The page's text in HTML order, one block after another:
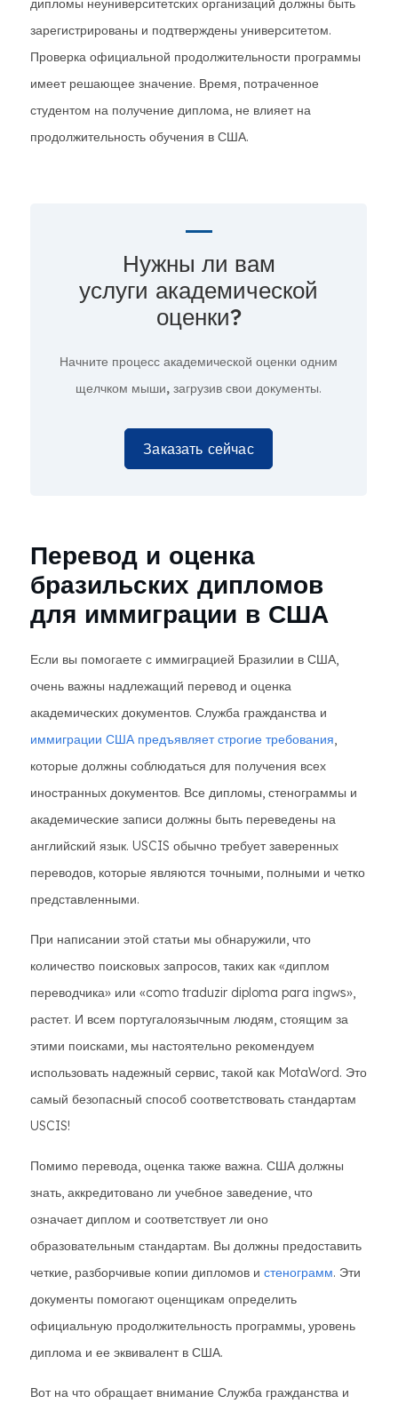
дипломы неуниверситетских организаций должны быть
зарегистрированы и подтверждены университетом.
Проверка официальной продолжительности программы
имеет решающее значение. Время, потраченное
студентом на получение диплома, не влияет на
продолжительность обучения в США.
Нужны ли вам
услуги академической
оценки?
Начните процесс академической оценки одним
щелчком мыши, загрузив свои документы.
Заказать сейчас
Перевод и оценка
бразильских дипломов
для иммиграции в США
Если вы помогаете с иммиграцией Бразилии в США,
очень важны надлежащий перевод и оценка
академических документов. Служба гражданства и
иммиграции США предъявляет строгие требования,
которые должны соблюдаться для получения всех
иностранных документов. Все дипломы, стенограммы и
академические записи должны быть переведены на
английский язык. USCIS обычно требует заверенных
переводов, которые являются точными, полными и четко
представленными.
При написании этой статьи мы обнаружили, что
количество поисковых запросов, таких как «диплом
переводчика» или «como traduzir diploma para ingws»,
растет. И всем португалоязычным людям, стоящим за
этими поисками, мы настоятельно рекомендуем
использовать надежный сервис, такой как MotaWord. Это
самый безопасный способ соответствовать стандартам
USCIS!
Помимо перевода, оценка также важна. США должны
знать, аккредитовано ли учебное заведение, что
означает диплом и соответствует ли оно
образовательным стандартам. Вы должны предоставить
четкие, разборчивые копии дипломов и стенограмм. Эти
документы помогают оценщикам определить
официальную продолжительность программы, уровень
диплома и ее эквивалент в США.
Вот на что обращает внимание Служба гражданства и